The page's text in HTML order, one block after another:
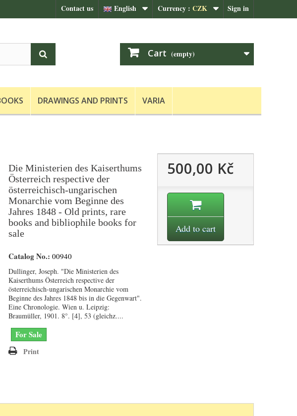
Sign in
Currency : CZK
English
Contact us
Cart (empty)
DRAWINGS AND PRINTS VARIA
Die Ministerien des Kaiserthums
Österreich respective der
österreichisch-ungarischen
Monarchie vom Beginne des
Jahres 1848 - Old prints, rare
books and bibliophile books for
sale
Catalog No.: 00940
Dullinger, Joseph. "Die Ministerien des
Kaiserthums Österreich respective der
österreichisch-ungarischen Monarchie vom
Beginne des Jahres 1848 bis in die Gegenwart".
Eine Chronologie. Wien u. Leipzig:
Braumüller, 1901. 8°. [4], 53 (gleichz....
For Sale
Print
500,00 Kč
Add to cart